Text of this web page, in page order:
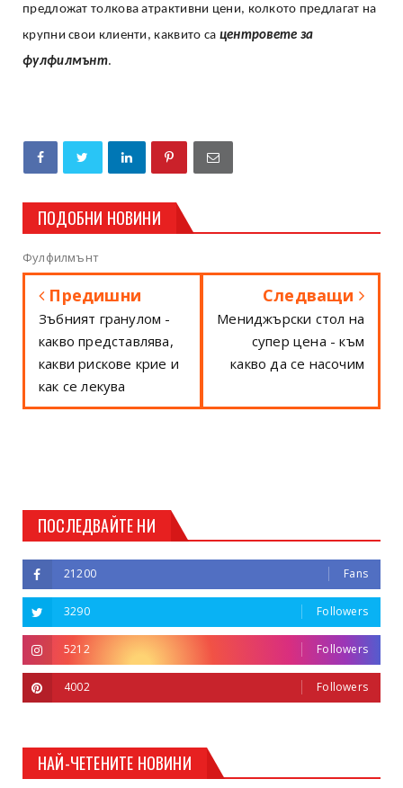
предложат толкова атрактивни цени, колкото предлагат на
крупни свои клиенти, каквито са центровете за
фулфилмънт.
ПОДОБНИ НОВИНИ
Фулфилмънт
Предишни
Зъбният гранулом -
какво представлява,
какви рискове крие и
как се лекува
Следващи
Мениджърски стол на
супер цена - към
какво да се насочим
ПОСЛЕДВАЙТЕ НИ
21200 Fans
3290 Followers
5212 Followers
4002 Followers
НАЙ-ЧЕТЕНИТЕ НОВИНИ